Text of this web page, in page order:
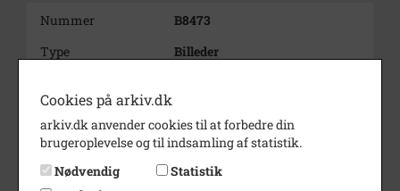
Nummer
B8473
Type
Billeder
Periode
1970 - 1990
Dateringsnote
udateret
Cookies på arkiv.dk
arkiv.dk anvender cookies til at forbedre din
brugeroplevelse og til indsamling af statistik.
Nødvendig
Statistik